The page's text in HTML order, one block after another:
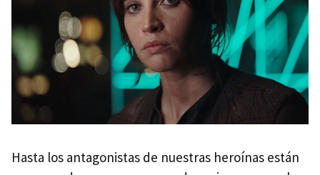
Hasta los antagonistas de nuestras heroínas están